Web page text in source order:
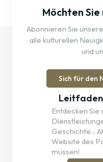
Möchten
Abonnieren Sie
alle kulturellen
und
Sich für den
Leitfaden
Entdecken Sie
Geschichte...
Website des
müssen!